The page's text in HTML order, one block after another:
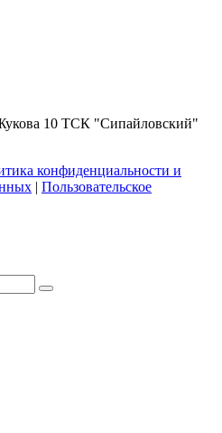
10 ТСК "Сипайловский"
конфиденциальности и
| Пользовательское